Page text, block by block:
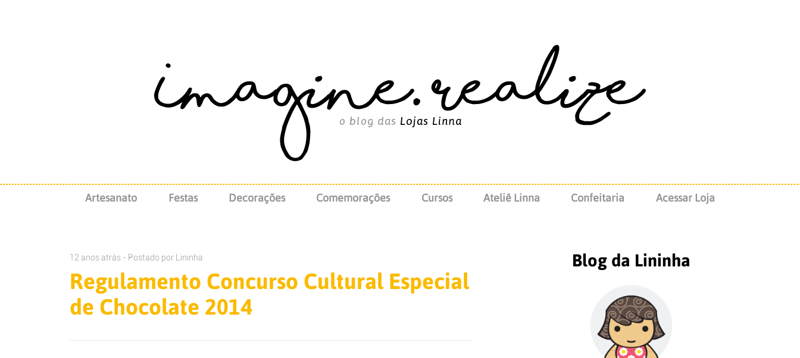
Artesanato Festas Decorações Comemorações Cursos Ateliê Linna Confeitaria Acessar Loja
12 anos atrás - Postado por Lininha
Regulamento Concurso Cultural Especial
de Chocolate 2014
Blog da Lininha